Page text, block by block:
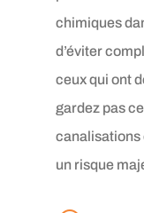
chimiques
d’éviter
ceux qui ont
gardez pas
canalisations
un risque